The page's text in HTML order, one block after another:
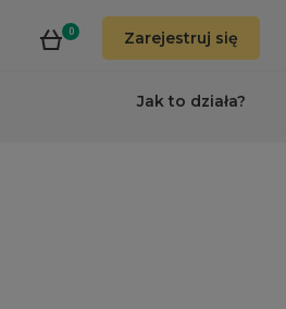
0 Zarejestruj się
Jak to działa?